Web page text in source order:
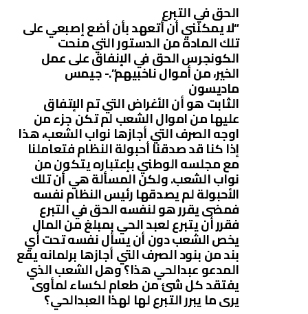
الحق في التبرع
“لا يمكنني أن أتعهد بأن أضع إصبعي على
تلك المادة من الدستور التي منحت
الكونجرس الحق في الإنفاق على عمل
الخير، من أموال ناخبيهم”.- جيمس
ماديسون
الثابت هو أن الأغراض التي تم الإتفاق
عليها من اموال الشعب لم تكن جزء من
اوجه الصرف التي أجازها نواب الشعب، هذا
إذا كنا قد صدقنا أحبولة النظام فتعاملنا
مع مجلسه الوطني بإعتباره يتكون من
نواب الشعب. ولكن المسألة هي أن تلك
الأحبولة لم يصدقها رئيس النظام نفسه
فمضى يقرر هو لنفسه الحق في التبرع
فقرر أن يتبرع لعبد الحي بمبلغ من المال
يخص الشعب دون أن يسأل نفسه تحت أي
بند من بنود الصرف التي أجازها برلمانه يقع
المدعو عبدالحي هذا؟ وهل الشعب الذي
يفتقد كل شئ من طعام لكساء لمأوى
يرى ما يبرر التبرع لها لهذا العبدالحي؟